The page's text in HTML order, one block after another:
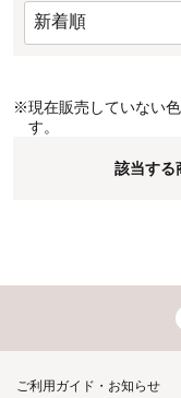
※現在販売していない
す。
該当する
ご利用ガイド・お知らせ